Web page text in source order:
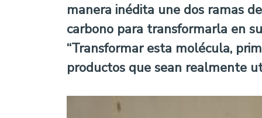
manera inédita une dos ramas
carbono para transformarla en
“Transformar esta molécula,
productos que sean realmente